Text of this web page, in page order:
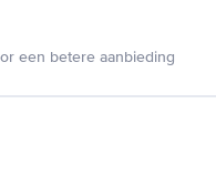
een betere aanbieding